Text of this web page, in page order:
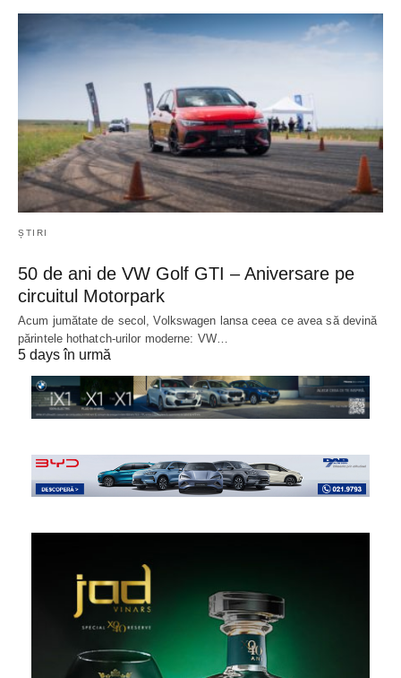
ȘTIRI
50 de ani de VW Golf GTI – Aniversare pe
circuitul Motorpark
Acum jumătate de secol, Volkswagen lansa ceea ce avea să devină
părintele hothatch-urilor moderne: VW…
5 days în urmă